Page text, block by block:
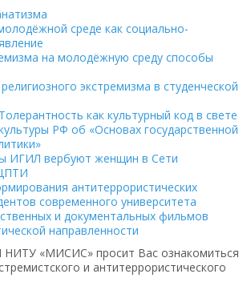
среде как социально-
на молодёжную среду способы
экстремизма в студенческой
как культурный код в свете
РФ об «Основах государственной
ИГИЛ вербуют женщин в Сети
антитеррористических
современного университета
и документальных фильмов
направленности
НИТУ «МИСИС» просит Вас ознакомиться
и антитеррористического